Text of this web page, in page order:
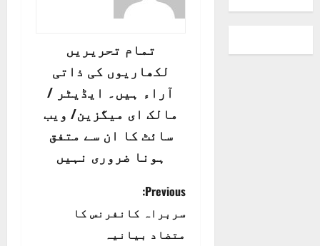
تمام تحریریں
لکھاریوں کی ذاتی
آراء ہیں۔ ایڈیٹر /
مالک ای میگزین/ ویب
سائٹ کا ان سے متفق
ہونا ضروری نہیں
P
o
Previous:
سربراہ کانفرنس کا
متضاد بیانیہ